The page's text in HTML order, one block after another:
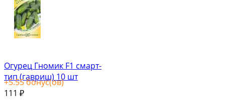
Огурец Гномик F1 смарт-
тип (гавриш) 10 шт
+5.55бонус(ов)
111 ₽